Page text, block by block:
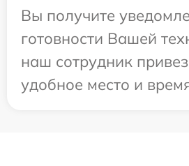
Вы получите
готовности Вашей
наш сотрудник
удобное место и